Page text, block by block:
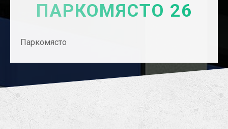
ПАРКОМЯСТО 26
Паркомясто